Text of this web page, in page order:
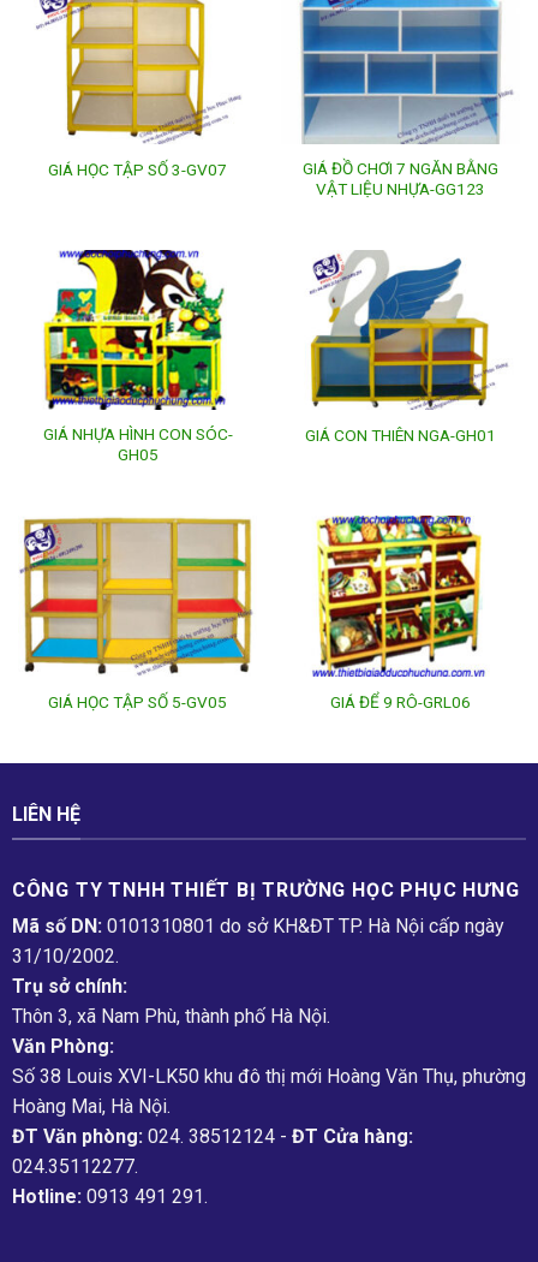
GIÁ HỌC TẬP SỐ 3-GV07
GIÁ ĐỒ CHƠI 7 NGĂN BẰNG
VẬT LIỆU NHỰA-GG123
GIÁ NHỰA HÌNH CON SÓC-
GH05
GIÁ CON THIÊN NGA-GH01
GIÁ HỌC TẬP SỐ 5-GV05 GIÁ ĐỂ 9 RÔ-GRL06
LIÊN HỆ
CÔNG TY TNHH THIẾT BỊ TRƯỜNG HỌC PHỤC H­ƯNG
Mã số DN: 0101310801 do sở KH&ĐT TP. Hà Nội cấp ngày
31/10/2002.
Trụ sở chính:
Thôn 3, xã Nam Phù, thành phố Hà Nội.
Văn Phòng:
Số 38 Louis XVI-LK50 khu đô thị mới Hoàng Văn Thụ, phường
Hoàng Mai, Hà Nội.
ĐT Văn phòng:024. 38512124 - ĐT Cửa hàng:
024.35112277.
Hotline:0913 491 291.